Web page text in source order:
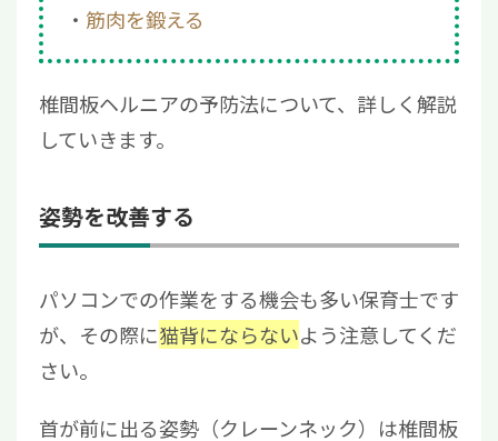
筋肉を鍛える
椎間板ヘルニアの予防法について、詳しく解説
していきます。
姿勢を改善する
パソコンでの作業をする機会も多い保育士です
が、その際に猫背にならないよう注意してくだ
さい。
首が前に出る姿勢（クレーンネック）は椎間板